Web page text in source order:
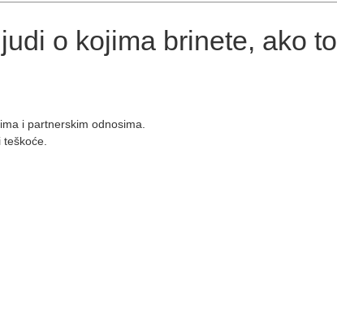
o kojima brinete, ako to
i partnerskim odnosima.
teškoće.